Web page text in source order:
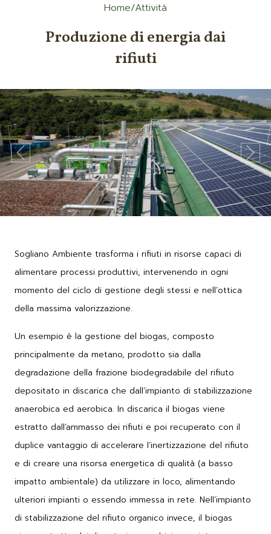
Home/Attività
Produzione di energia dai
rifiuti
Previous Next
Sogliano Ambiente trasforma i rifiuti in risorse capaci di
alimentare processi produttivi, intervenendo in ogni
momento del ciclo di gestione degli stessi e nell’ottica
della massima valorizzazione.
Un esempio è la gestione del biogas, composto
principalmente da metano, prodotto sia dalla
degradazione della frazione biodegradabile del rifiuto
depositato in discarica che dall’impianto di stabilizzazione
anaerobica ed aerobica. In discarica il biogas viene
estratto dall’ammasso dei rifiuti e poi recuperato con il
duplice vantaggio di accelerare l’inertizzazione del rifiuto
e di creare una risorsa energetica di qualità (a basso
impatto ambientale) da utilizzare in loco, alimentando
ulteriori impianti o essendo immessa in rete. Nell’impianto
di stabilizzazione del rifiuto organico invece, il biogas